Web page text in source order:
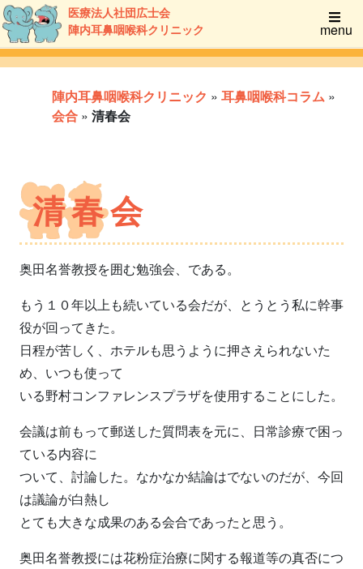
医療法人社団広士会
陣内耳鼻咽喉科クリニック
menu
陣内耳鼻咽喉科クリニック » 耳鼻咽喉科コラム »
会合 » 清春会
清春会
奥田名誉教授を囲む勉強会、である。
もう１０年以上も続いている会だが、とうとう私に幹事
役が回ってきた。
日程が苦しく、ホテルも思うように押さえられないた
め、いつも使って
いる野村コンファレンスプラザを使用することにした。
会議は前もって郵送した質問表を元に、日常診療で困っ
ている内容に
ついて、討論した。なかなか結論はでないのだが、今回
は議論が白熱し
とても大きな成果のある会合であったと思う。
奥田名誉教授には花粉症治療に関する報道等の真否につ